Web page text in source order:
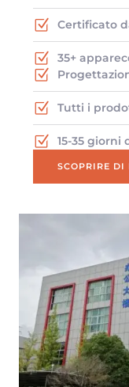
Certificato
35+
Tutti i
15-35 giorni
SCOPRIRE DI